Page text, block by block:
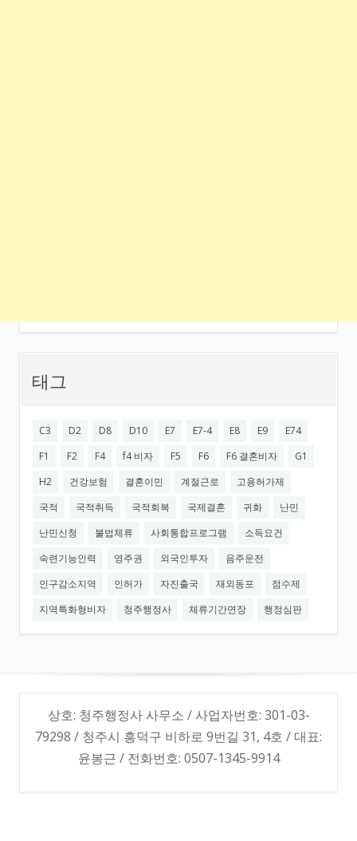
태그
C3 D2 D8 D10 E7 E7-4 E8 E9
E74
F1
F2 F4 f4 비자 F5 F6 F6 결혼비자
G1
H2
건강보험 결혼이민 계절근로
고용허가제
국적
국적취득 국적회복 국제결혼 귀화
난민
난민신청
불법체류 사회통합프로그램
소득요건
숙련기능인력
영주권 외국인투자
음주운전
인구감소지역
인허가 자진출국 재외동포
점수제
지역특화형비자
청주행정사 체류기간연장 행정심판
상호: 청주행정사 사무소 / 사업자번호: 301-03-
79298 / 청주시 흥덕구 비하로 9번길 31, 4호 / 대표:
윤봉근 / 전화번호: 0507-1345-9914